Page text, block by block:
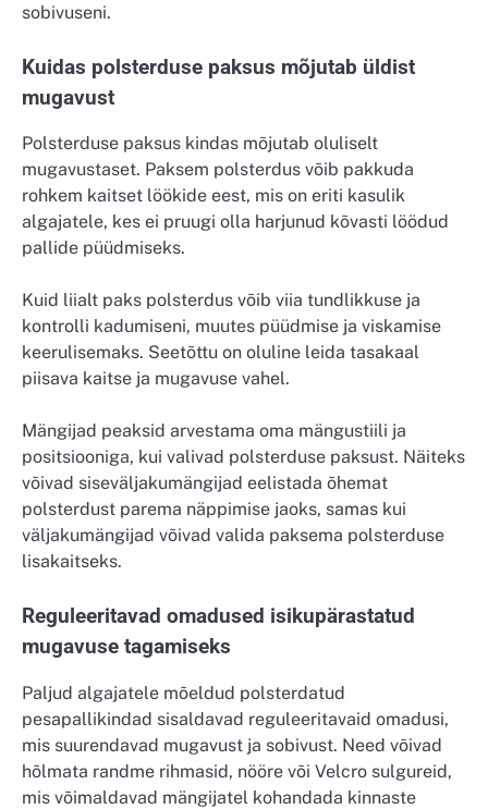
sobivuseni.
Kuidas polsterduse paksus mõjutab üldist
mugavust
Polsterduse paksus kindas mõjutab oluliselt
mugavustaset. Paksem polsterdus võib pakkuda
rohkem kaitset löökide eest, mis on eriti kasulik
algajatele, kes ei pruugi olla harjunud kõvasti löödud
pallide püüdmiseks.
Kuid liialt paks polsterdus võib viia tundlikkuse ja
kontrolli kadumiseni, muutes püüdmise ja viskamise
keerulisemaks. Seetõttu on oluline leida tasakaal
piisava kaitse ja mugavuse vahel.
Mängijad peaksid arvestama oma mängustiili ja
positsiooniga, kui valivad polsterduse paksust. Näiteks
võivad siseväljakumängijad eelistada õhemat
polsterdust parema näppimise jaoks, samas kui
väljakumängijad võivad valida paksema polsterduse
lisakaitseks.
Reguleeritavad omadused isikupärastatud
mugavuse tagamiseks
Paljud algajatele mõeldud polsterdatud
pesapallikindad sisaldavad reguleeritavaid omadusi,
mis suurendavad mugavust ja sobivust. Need võivad
hõlmata randme rihmasid, nööre või Velcro sulgureid,
mis võimaldavad mängijatel kohandada kinnaste